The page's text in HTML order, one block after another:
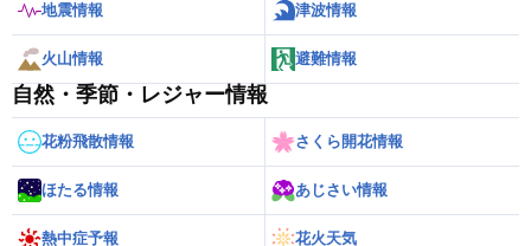
地震情報 津波情報
火山情報 避難情報
自然・季節・レジャー情報
花粉飛散情報 さくら開花情報
ほたる情報 あじさい情報
熱中症予報 花火天気